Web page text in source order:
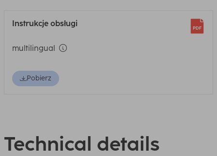
Instrukcje obsługi
multilingual
Pobierz
Technical details